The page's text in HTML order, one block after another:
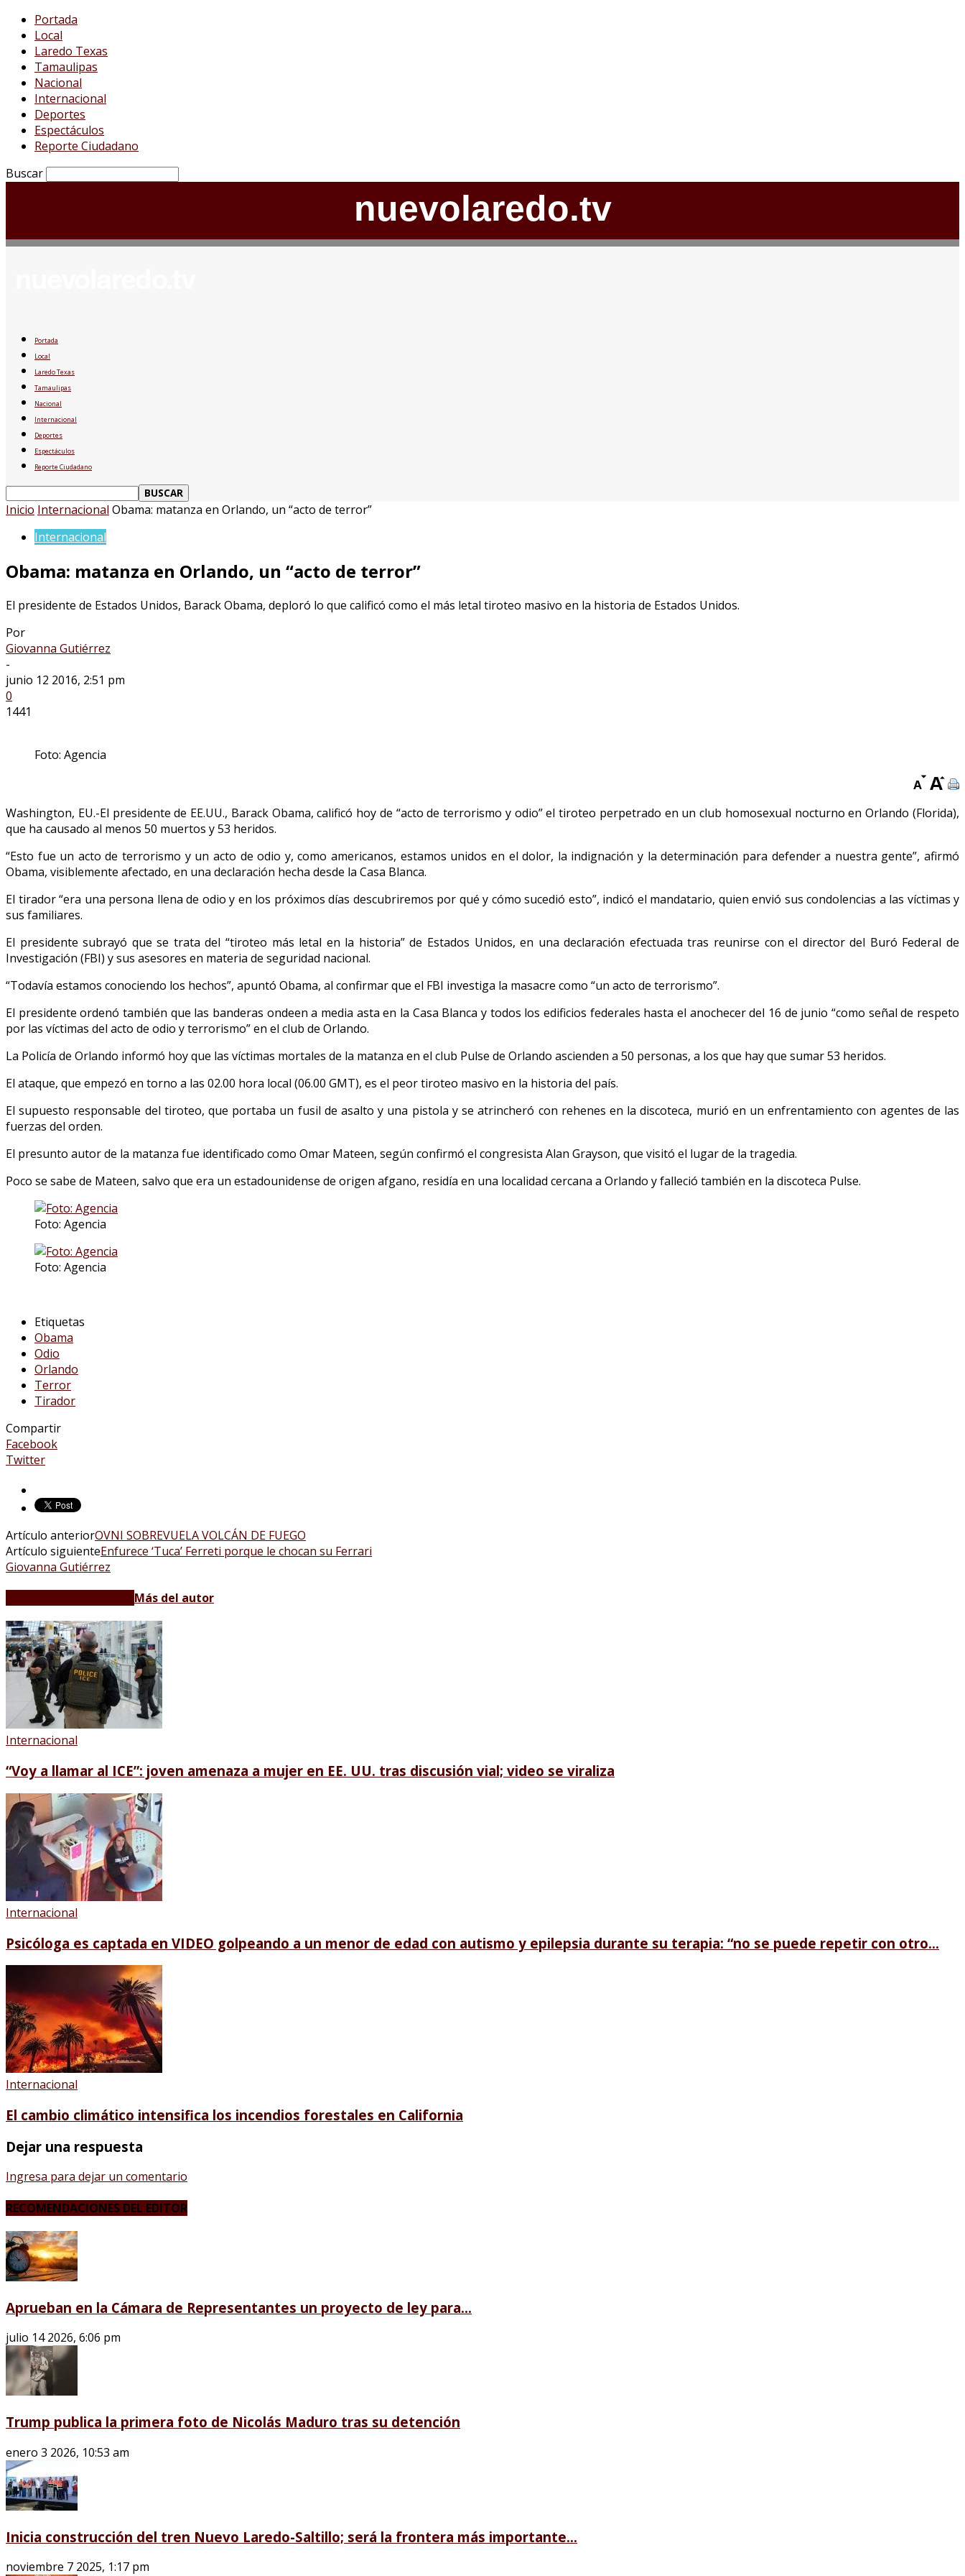
Portada
Local
Laredo Texas
Tamaulipas
Nacional
Internacional
Deportes
Espectáculos
Reporte Ciudadano
Buscar
nuevolaredo.tv
Portada
Local
Laredo Texas
Tamaulipas
Nacional
Internacional
Deportes
Espectáculos
Reporte Ciudadano
Inicio Internacional Obama: matanza en Orlando, un “acto de terror”
Internacional
Obama: matanza en Orlando, un “acto de terror”
El presidente de Estados Unidos, Barack Obama, deploró lo que calificó como el más letal tiroteo masivo en la historia de Estados Unidos.
Por
Giovanna Gutiérrez
-
junio 12 2016, 2:51 pm
0
1441
Foto: Agencia
Washington, EU.-El presidente de EE.UU., Barack Obama, calificó hoy de “acto de terrorismo y odio” el tiroteo perpetrado en un club homosexual nocturno en Orlando (Florida),
que ha causado al menos 50 muertos y 53 heridos.
“Esto fue un acto de terrorismo y un acto de odio y, como americanos, estamos unidos en el dolor, la indignación y la determinación para defender a nuestra gente”, afirmó
Obama, visiblemente afectado, en una declaración hecha desde la Casa Blanca.
El tirador “era una persona llena de odio y en los próximos días descubriremos por qué y cómo sucedió esto”, indicó el mandatario, quien envió sus condolencias a las víctimas y
sus familiares.
El presidente subrayó que se trata del “tiroteo más letal en la historia” de Estados Unidos, en una declaración efectuada tras reunirse con el director del Buró Federal de
Investigación (FBI) y sus asesores en materia de seguridad nacional.
“Todavía estamos conociendo los hechos”, apuntó Obama, al confirmar que el FBI investiga la masacre como “un acto de terrorismo”.
El presidente ordenó también que las banderas ondeen a media asta en la Casa Blanca y todos los edificios federales hasta el anochecer del 16 de junio “como señal de respeto
por las víctimas del acto de odio y terrorismo” en el club de Orlando.
La Policía de Orlando informó hoy que las víctimas mortales de la matanza en el club Pulse de Orlando ascienden a 50 personas, a los que hay que sumar 53 heridos.
El ataque, que empezó en torno a las 02.00 hora local (06.00 GMT), es el peor tiroteo masivo en la historia del país.
El supuesto responsable del tiroteo, que portaba un fusil de asalto y una pistola y se atrincheró con rehenes en la discoteca, murió en un enfrentamiento con agentes de las
fuerzas del orden.
El presunto autor de la matanza fue identificado como Omar Mateen, según confirmó el congresista Alan Grayson, que visitó el lugar de la tragedia.
Poco se sabe de Mateen, salvo que era un estadounidense de origen afgano, residía en una localidad cercana a Orlando y falleció también en la discoteca Pulse.
Foto: Agencia
Foto: Agencia
Etiquetas
Obama
Odio
Orlando
Terror
Tirador
Compartir
Facebook
Twitter
Artículo anteriorOVNI SOBREVUELA VOLCÁN DE FUEGO
Artículo siguienteEnfurece ‘Tuca’ Ferreti porque le chocan su Ferrari
Giovanna Gutiérrez
Más del autor
Internacional
“Voy a llamar al ICE”: joven amenaza a mujer en EE. UU. tras discusión vial; video se viraliza
Internacional
Psicóloga es captada en VIDEO golpeando a un menor de edad con autismo y epilepsia durante su terapia: “no se puede repetir con otro...
Internacional
El cambio climático intensifica los incendios forestales en California
Dejar una respuesta
Ingresa para dejar un comentario
RECOMENDACIONES DEL EDITOR
Aprueban en la Cámara de Representantes un proyecto de ley para...
julio 14 2026, 6:06 pm
Trump publica la primera foto de Nicolás Maduro tras su detención
enero 3 2026, 10:53 am
Inicia construcción del tren Nuevo Laredo-Saltillo; será la frontera más importante...
noviembre 7 2025, 1:17 pm